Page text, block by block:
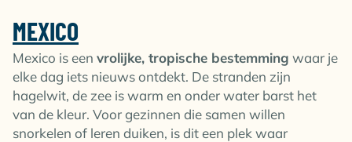
MEXICO
Mexico is een vrolijke, tropische bestemming waar je
elke dag iets nieuws ontdekt. De stranden zijn
hagelwit, de zee is warm en onder water barst het
van de kleur. Voor gezinnen die samen willen
snorkelen of leren duiken, is dit een plek waar